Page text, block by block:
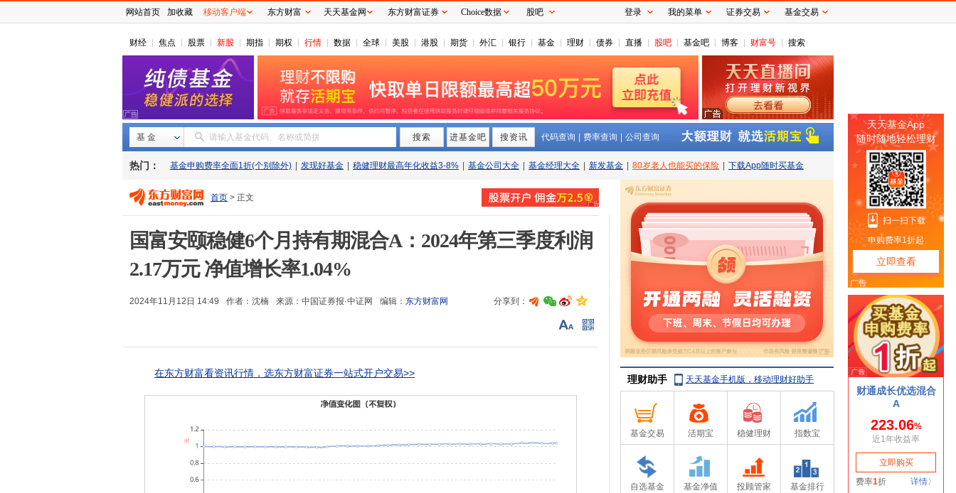
财经 焦点 股票 新股 期指 期权 行情 数据 全球 美股 港股 期货 外汇 银行 基金 理财 债券 直播 股吧 基金吧 博客 财富号 搜索
基 金 请输入基金代码、名称或简拼 搜索 进基金吧 搜资讯 代码查询 费率查询 公司查询
热门： 基金申购费率全面1折(个别除外) 发现好基金 稳健理财最高年化收益3-8% 基金公司大全 基金经理大全 新发基金 80岁老人也能买的保险 下载App随时买基金
首页 > 正文
国富安颐稳健6个月持有期混合A：2024年第三季度利润
2.17万元 净值增长率1.04%
2024年11月12日 14:49 作者：沈楠 来源： 中国证券报·中证网 编辑： 东方财富网 分享到：
在东方财富看资讯行情，选东方财富证券一站式开户交易>>
理财助手 天天基金手机版，移动理财好助手
基金交易 活期宝 稳健理财 指数宝
自选基金 基金净值 投顾管家 基金排行
网站首页 加收藏 移动客户端 东方财富 天天基金网 东方财富证券 Choice数据 股吧 登录 我的菜单 证券交易 基金交易